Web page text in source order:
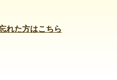
れた方はこちら